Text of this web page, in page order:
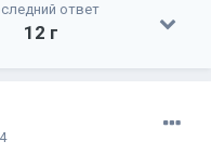
ответ
12 г